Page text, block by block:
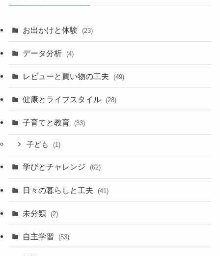
お出かけと体験 (23)
データ分析 (4)
レビューと買い物の工夫 (49)
健康とライフスタイル (28)
子育てと教育 (33)
子ども (1)
学びとチャレンジ (62)
日々の暮らしと工夫 (41)
未分類 (2)
自主学習 (53)